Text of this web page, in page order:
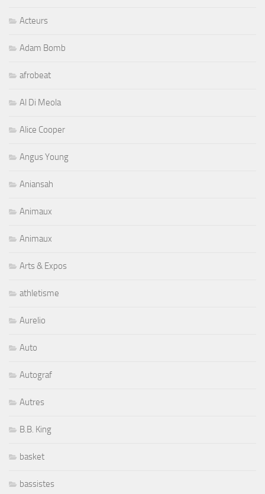
Acteurs
Adam Bomb
afrobeat
Al Di Meola
Alice Cooper
Angus Young
Aniansah
Animaux
Animaux
Arts & Expos
athletisme
Aurelio
Auto
Autograf
Autres
B.B. King
basket
bassistes